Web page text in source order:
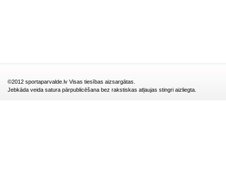
©2012 sportaparvalde.lv Visas tiesības aizsargātas.
Jebkāda veida satura pārpublicēšana bez rakstiskas atļaujas stingri aizliegta.